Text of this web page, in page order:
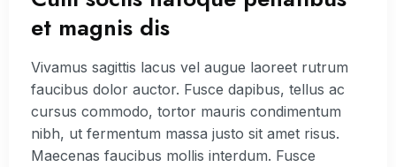
et magnis dis
Vivamus sagittis lacus vel augue laoreet rutrum
faucibus dolor auctor. Fusce dapibus, tellus ac
cursus commodo, tortor mauris condimentum
nibh, ut fermentum massa justo sit amet risus.
Maecenas faucibus mollis interdum. Fusce